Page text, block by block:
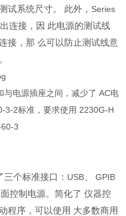
试系统尺寸。 此外， Series
连接，因 此电源的测试线
接，那 么可以防止测试线意
与电源插座之间，减少了 AC电
3-2标准，要求使用 2230G-H
3
三个标准接口： USB GPIB
控制电源。简化了 仪器控
程序，可以使用 大多数商用